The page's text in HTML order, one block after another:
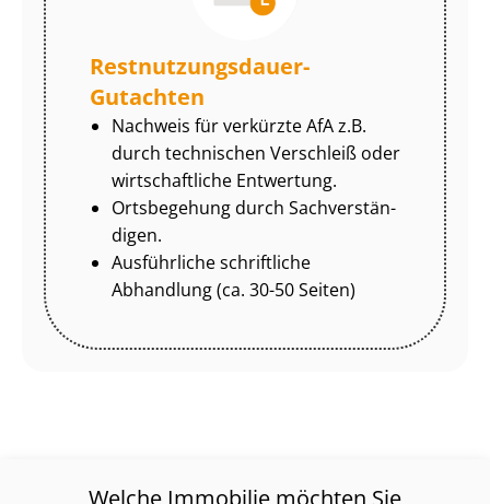
Rest­nut­zungs­dau­er-
Gutachten
Nachweis für verkürzte AfA z.B.
durch technischen Verschleiß oder
wirtschaftliche Entwertung.
Ortsbegehung durch Sach­ver­stän­
di­gen.
Ausführliche schriftliche
Abhandlung (ca. 30-50 Seiten)
Welche Immobilie möchten Sie